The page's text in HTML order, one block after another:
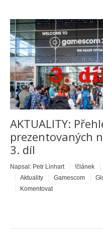
AKTUALITY:
prezentovaných
3. díl
Napsal: Petr Linhart !článek
Aktuality
Gamescom
Komentovat